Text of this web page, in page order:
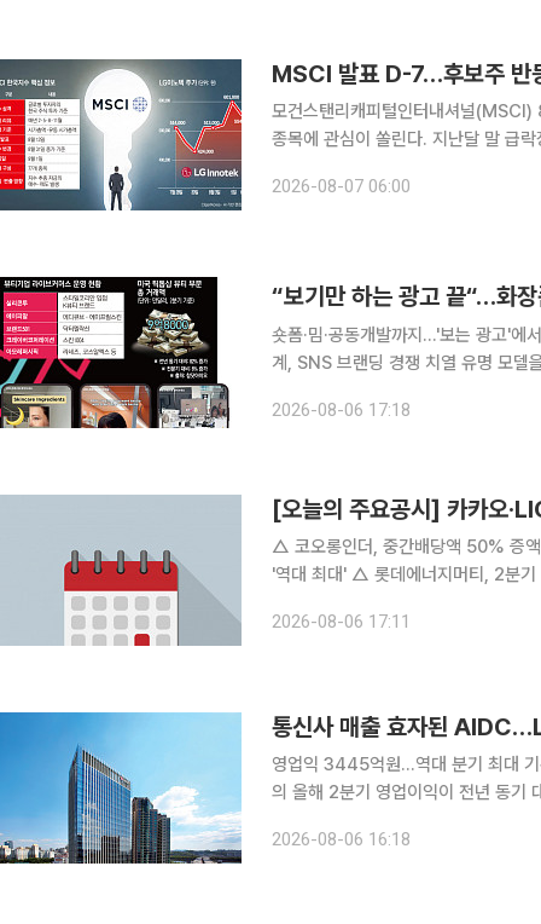
MSCI 발표 D-7…후보주 반
모건스탠리캐피털인터내셔널(MSCI)
종목에 관심이 쏠린다. 지난달 말 급
투자업계에 따르면 MSCI는 한국시
2026-08-07 06:00
숏폼·밈·공동개발까지…'보는 광고'에
계, SNS 브랜딩 경쟁 치열 유명 모델을 앞세운 광고 영상과 신제품 사진을 일방적으로 게시하며 보
틱톡 챌린지와 밈(Meme) 콘텐츠, 인
2026-08-06 17:18
[오늘의 주요공시] 카카오
△ 코오롱인더, 중간배당액 50% 증액 900원 결정 △ 카카오, 2분기
'역대 최대' △ 롯데에너지머티, 2분기 영업손실 169억원 △ LG유플러스, 2분기 영업익 3445억
2026-08-06 17:11
통신사 매출 효자된
영업익 3445억원…역대 분기 최대 기록
의 올해 2분기 영업이익이 전년 동기
전년 동기 대비 92.5% 급증하는 등
2026-08-06 16:18